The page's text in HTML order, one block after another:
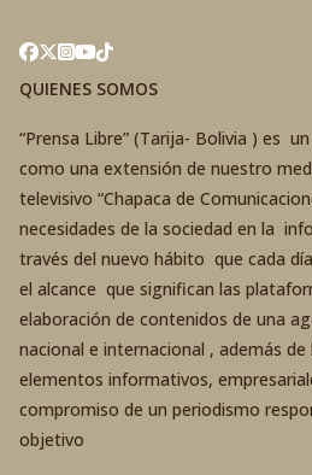
QUIENES SOMOS
“Prensa Libre” (Tarija- Bolivia ) es
como una extensión de nuestro
televisivo “Chapaca de
necesidades de la sociedad en la
través del nuevo hábito que cada
el alcance que significan las
elaboración de contenidos de una
nacional e internacional , además
elementos informativos,
compromiso de un periodismo
objetivo